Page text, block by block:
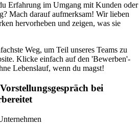
Erfahrung im Umgang mit Kunden oder
Mach darauf aufmerksam! Wir lieben
hervorheben und zeigen, was sie
Weg, um Teil unseres Teams zu
Klicke einfach auf den 'Bewerben'-
Lebenslauf, wenn du magst!
bei